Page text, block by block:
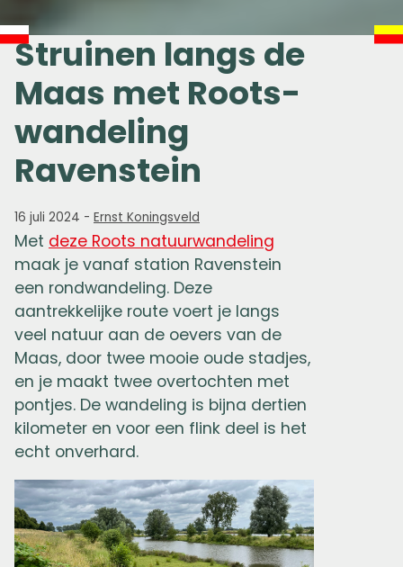
Struinen langs de
Maas met Roots-
wandeling
Ravenstein
16 juli 2024 - Ernst Koningsveld
Met deze Roots natuurwandeling
maak je vanaf station Ravenstein
een rondwandeling. Deze
aantrekkelijke route voert je langs
veel natuur aan de oevers van de
Maas, door twee mooie oude stadjes,
en je maakt twee overtochten met
pontjes. De wandeling is bijna dertien
kilometer en voor een flink deel is het
echt onverhard.